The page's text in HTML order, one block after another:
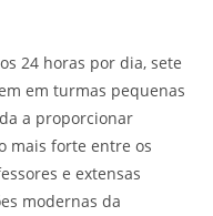
24 horas por dia, sete
em turmas pequenas
a proporcionar
mais forte entre os
e extensas
modernas da